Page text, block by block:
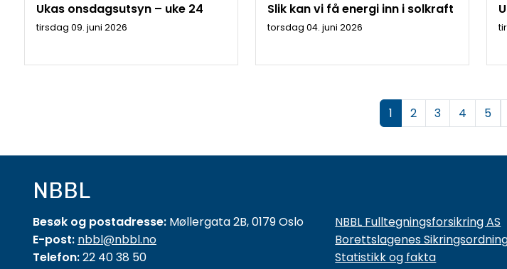
Ukas onsdagsutsyn – uke 24
tirsdag 09. juni 2026
Slik kan vi få energi inn i solkraft
torsdag 04. juni 2026
1
c
n
t
)
2 3 4 5
NBBL
Besøk og postadresse: Møllergata 2B, 0179 Oslo
E-post: nbbl@nbbl.no
Telefon:22 40 38 50
NBBL Fulltegningsforsikring AS
Borettslagenes
Statistikk og fakta